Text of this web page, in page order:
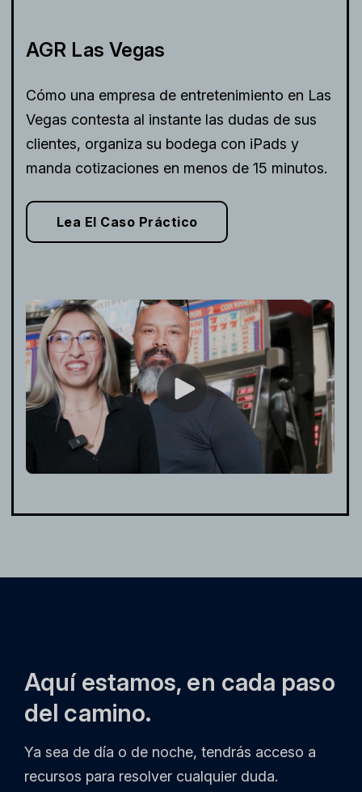
AGR Las Vegas
Cómo una empresa de entretenimiento en Las
Vegas contesta al instante las dudas de sus
clientes, organiza su bodega con iPads y
manda cotizaciones en menos de 15 minutos.
Lea El Caso Práctico
Aquí estamos, en cada paso
del camino.
Ya sea de día o de noche, tendrás acceso a
recursos para resolver cualquier duda.